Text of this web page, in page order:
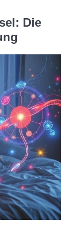
Die